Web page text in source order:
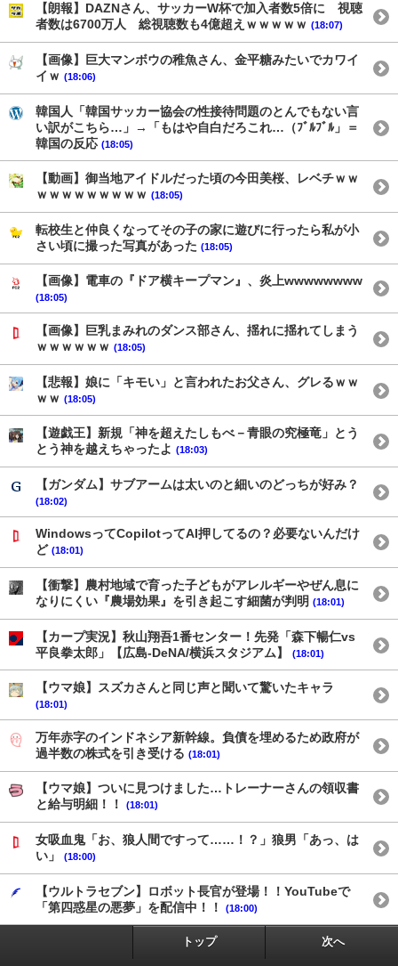
【朗報】DAZNさん、サッカーW杯で加入者数5倍に 視聴
者数は6700万人 総視聴数も4億超えｗｗｗｗｗ (18:07)
【画像】巨大マンボウの稚魚さん、金平糖みたいでカワイ
イｗ (18:06)
韓国人「韓国サッカー協会の性接待問題のとんでもない言
い訳がこちら…」→「もはや自白だろこれ…（ﾌﾞﾙﾌﾞﾙ」＝
韓国の反応 (18:05)
【動画】御当地アイドルだった頃の今田美桜、レベチｗｗ
ｗｗｗｗｗｗｗｗｗ (18:05)
転校生と仲良くなってその子の家に遊びに行ったら私が小
さい頃に撮った写真があった (18:05)
【画像】電車の『ドア横キープマン』、炎上wwwwwwww
(18:05)
【画像】巨乳まみれのダンス部さん、揺れに揺れてしまう
ｗｗｗｗｗｗ (18:05)
【悲報】娘に「キモい」と言われたお父さん、グレるｗｗ
ｗｗ (18:05)
【遊戯王】新規「神を超えたしもべ－青眼の究極竜」とう
とう神を越えちゃったよ (18:03)
【ガンダム】サブアームは太いのと細いのどっちが好み？
(18:02)
WindowsってCopilotってAI押してるの？必要ないんだけ
ど (18:01)
【衝撃】農村地域で育った子どもがアレルギーやぜん息に
なりにくい『農場効果』を引き起こす細菌が判明 (18:01)
【カープ実況】秋山翔吾1番センター！先発「森下暢仁vs
平良拳太郎」【広島-DeNA/横浜スタジアム】
(18:01)
【ウマ娘】スズカさんと同じ声と聞いて驚いたキャラ
(18:01)
万年赤字のインドネシア新幹線。負債を埋めるため政府が
過半数の株式を引き受ける (18:01)
【ウマ娘】ついに見つけました…トレーナーさんの領収書
と給与明細！！
(18:01)
女吸血鬼「お、狼人間ですって……！？」狼男「あっ、は
い」
(18:00)
【ウルトラセブン】ロボット長官が登場！！YouTubeで
「第四惑星の悪夢」を配信中！！
(18:00)
トップ 次へ